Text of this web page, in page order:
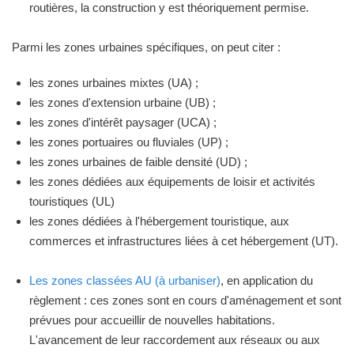
routières, la construction y est théoriquement permise.
Parmi les zones urbaines spécifiques, on peut citer :
les zones urbaines mixtes (UA) ;
les zones d'extension urbaine (UB) ;
les zones d'intérêt paysager (UCA) ;
les zones portuaires ou fluviales (UP) ;
les zones urbaines de faible densité (UD) ;
les zones dédiées aux équipements de loisir et activités
touristiques (UL)
les zones dédiées à l'hébergement touristique, aux
commerces et infrastructures liées à cet hébergement (UT).
Les zones classées AU (à urbaniser), en application du
règlement : ces zones sont en cours d'aménagement et sont
prévues pour accueillir de nouvelles habitations.
L'avancement de leur raccordement aux réseaux ou aux